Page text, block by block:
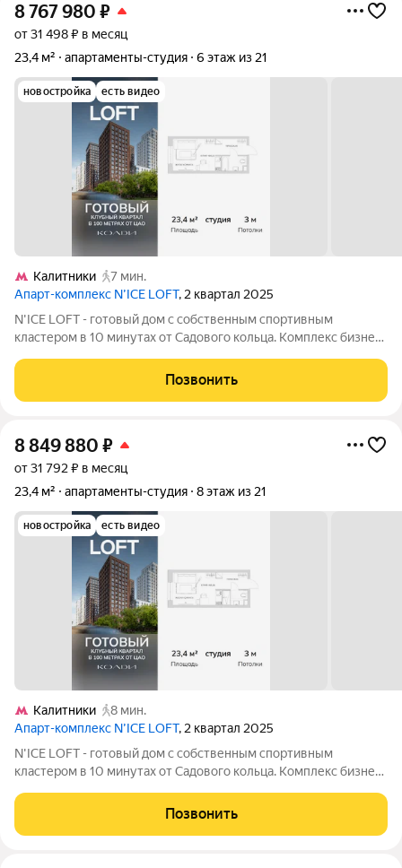
8 767 980 ₽
от 31 498 ₽ в месяц
23,4 м²
апартаменты-студия 6 этаж из 21
новостройка есть видео
Калитники
7 мин.
Апарт-комплекс N’ICE LOFT, 2 квартал 2025
N'ICE LOFT - готовый дом с собственным спортивным
кластером в 10 минутах от Садового кольца. Комплекс бизнес-
компания КОЛДИ, представляет собой знаковое жилое
пространство, на территории которого
Позвонить
8 849 880 ₽
от 31 792 ₽ в месяц
23,4 м²
апартаменты-студия 8 этаж из 21
новостройка есть видео
Калитники
8 мин.
Апарт-комплекс N’ICE LOFT, 2 квартал 2025
N'ICE LOFT - готовый дом с собственным спортивным
кластером в 10 минутах от Садового кольца. Комплекс бизнес-
компания КОЛДИ, представляет собой знаковое жилое
пространство, на территории которого
Позвонить